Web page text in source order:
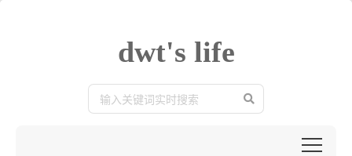
dwt's life